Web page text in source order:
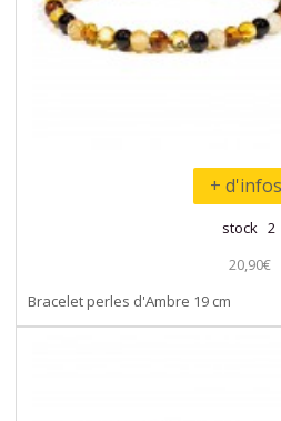
+ d'infos
stock 2
20,90€
Bracelet perles d'Ambre 19 cm